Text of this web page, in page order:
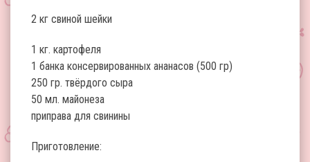
2 кг свиной шейки
1 кг. картофеля
1 банка консервированных ананасов (500 гр)
250 гр. твёрдого сыра
50 мл. майонеза
приправа для свинины
Приготовление: